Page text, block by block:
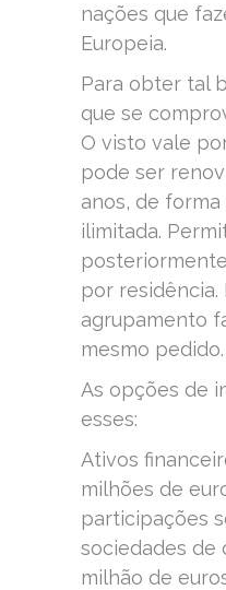
nações que
Europeia.
Para obter tal
que se
O visto vale
pode ser
anos, de forma
ilimitada.
por residência.
agrupamento
mesmo pedido.
As opções de
esses:
Ativos
milhões de
participações
sociedades de
milhão de